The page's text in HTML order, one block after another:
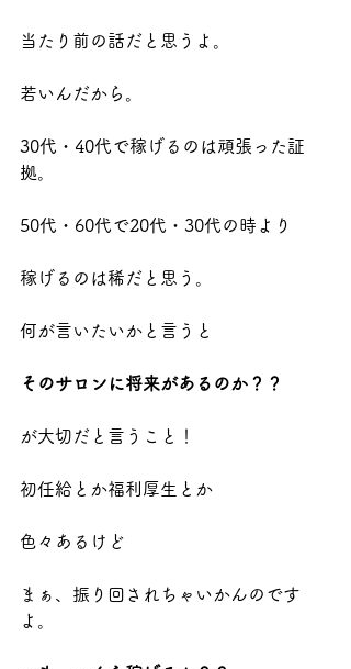
当たり前の話だと思うよ。
若いんだから。
30代・40代で稼げるのは頑張った証
拠。
50代・60代で20代・30代の時より
稼げるのは稀だと思う。
何が言いたいかと言うと
そのサロンに将来があるのか？？
が大切だと言うこと！
初任給とか福利厚生とか
色々あるけど
まぁ、振り回されちゃいかんのです
よ。